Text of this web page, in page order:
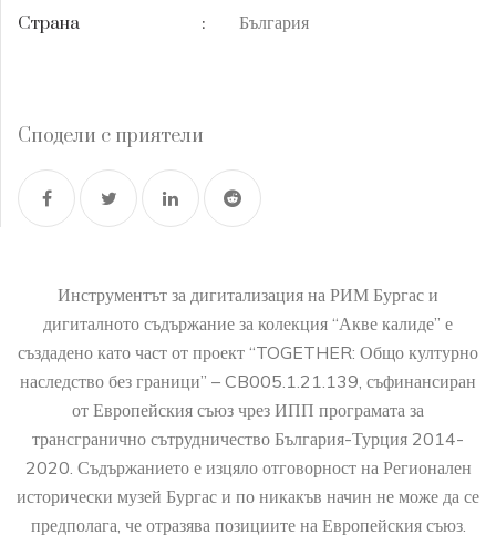
Страна
: България
Сподели с приятели
Инструментът за дигитализация на РИМ Бургас и
дигиталното съдържание за колекция “Акве калиде” е
създадено като част от проект “TOGETHER: Общо културно
наследство без граници” – CB005.1.21.139, съфинансиран
от Европейския съюз чрез ИПП програмата за
трансгранично сътрудничество България-Турция 2014-
2020. Съдържанието е изцяло отговорност на Регионален
исторически музей Бургас и по никакъв начин не може да се
предполага, че отразява позициите на Европейския съюз.